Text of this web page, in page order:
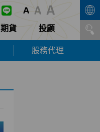
期貨 投顧
股務代理